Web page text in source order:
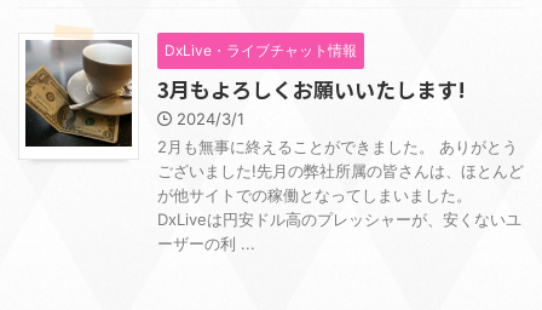
DxLive・ライブチャット情報
3月もよろしくお願いいたします!
2024/3/1
2月も無事に終えることができました。 ありがとう
ございました!先月の弊社所属の皆さんは、ほとんど
が他サイトでの稼働となってしまいました。
DxLiveは円安ドル高のプレッシャーが、安くないユ
ーザーの利 ...